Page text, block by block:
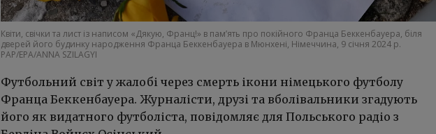
Квіти, свічки та лист із написом «Дякую, Франц!» в пам’ять про покійного Франца Беккенбауера, біля
дверей його будинку народження Франца Беккенбауера в Мюнхені, Німеччина, 9 січня 2024 р.
PAP/EPA/ANNA SZILAGYI
Футбольний світ у жалобі через смерть ікони німецького футболу
Франца Беккенбауера. Журналісти, друзі та вболівальники згадують
його як видатного футболіста, повідомляє для Польського радіо з